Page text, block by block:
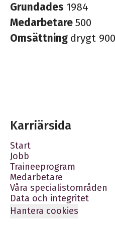
Grundades 1984
Medarbetare500
Omsättning drygt
Karriärsida
Start
Jobb
Traineeprogram
Medarbetare
Våra specialistområden
Data och integritet
Hantera cookies